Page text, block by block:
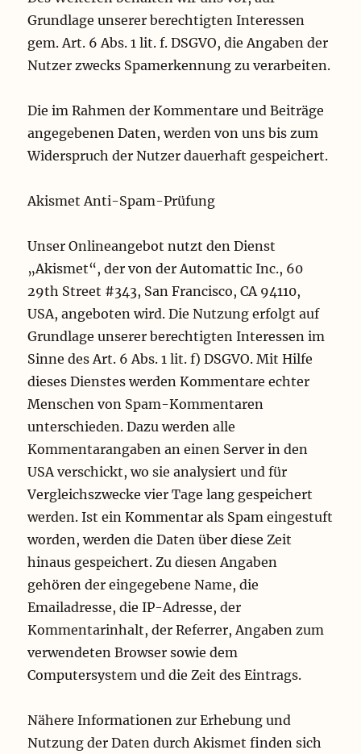
Grundlage unserer berechtigten Interessen
gem. Art. 6 Abs. 1 lit. f. DSGVO, die Angaben der
Nutzer zwecks Spamerkennung zu verarbeiten.
Die im Rahmen der Kommentare und Beiträge
angegebenen Daten, werden von uns bis zum
Widerspruch der Nutzer dauerhaft gespeichert.
Akismet Anti-Spam-Prüfung
Unser Onlineangebot nutzt den Dienst
„Akismet“, der von der Automattic Inc., 60
29th Street #343, San Francisco, CA 94110,
USA, angeboten wird. Die Nutzung erfolgt auf
Grundlage unserer berechtigten Interessen im
Sinne des Art. 6 Abs. 1 lit. f) DSGVO. Mit Hilfe
dieses Dienstes werden Kommentare echter
Menschen von Spam-Kommentaren
unterschieden. Dazu werden alle
Kommentarangaben an einen Server in den
USA verschickt, wo sie analysiert und für
Vergleichszwecke vier Tage lang gespeichert
werden. Ist ein Kommentar als Spam eingestuft
worden, werden die Daten über diese Zeit
hinaus gespeichert. Zu diesen Angaben
gehören der eingegebene Name, die
Emailadresse, die IP-Adresse, der
Kommentarinhalt, der Referrer, Angaben zum
verwendeten Browser sowie dem
Computersystem und die Zeit des Eintrags.
Nähere Informationen zur Erhebung und
Nutzung der Daten durch Akismet finden sich